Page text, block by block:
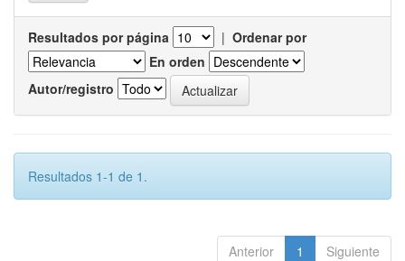
Resultados por página | Ordenar por
En orden
Autor/registro
Resultados 1-1 de 1.
Anterior 1 Siguiente